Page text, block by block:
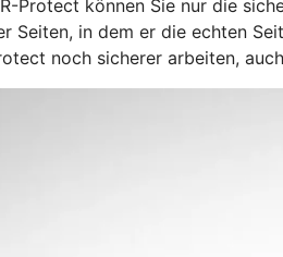
Protect können Sie nur die
Seiten, in dem er die echten
noch sicherer arbeiten,